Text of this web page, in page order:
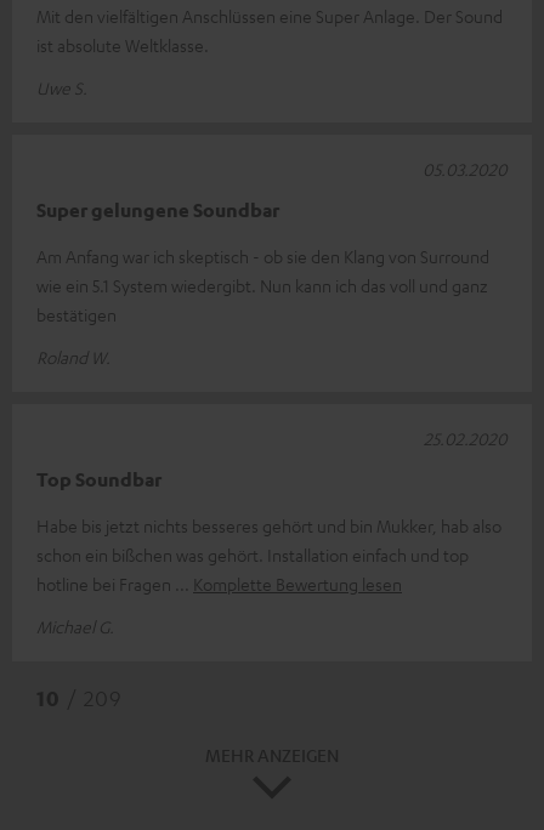
Mit den vielfältigen Anschlüssen eine Super Anlage. Der Sound
ist absolute Weltklasse.
Uwe S.
Super gelungene Soundbar
Am Anfang war ich skeptisch - ob sie den Klang von Surround
wie ein 5.1 System wiedergibt. Nun kann ich das voll und ganz
bestätigen
Roland W.
05.03.2020
Top Soundbar
Habe bis jetzt nichts besseres gehört und bin Mukker, hab also
schon ein bißchen was gehört. Installation einfach und top
hotline bei Fragen
Komplette Bewertung lesen
Michael G.
25.02.2020